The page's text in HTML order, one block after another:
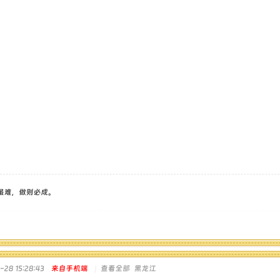
，做则必成。
28 15:28:43 来自手机端 查看全部 黑龙江